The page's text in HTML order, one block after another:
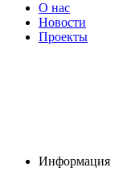
О нас
Новости
Проекты
Информация